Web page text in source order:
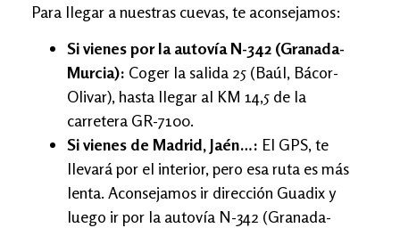
Para llegar a nuestras cuevas, te aconsejamos:
Si vienes por la autovía N-342 (Granada-
Murcia): Coger la salida 25 (Baúl, Bácor-
Olivar), hasta llegar al KM 14,5 de la
carretera GR-7100.
Si vienes de Madrid, Jaén…: El GPS, te
llevará por el interior, pero esa ruta es más
lenta. Aconsejamos ir dirección Guadix y
luego ir por la autovía N-342 (Granada-